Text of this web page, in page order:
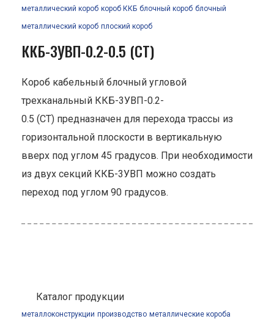
металлический короб короб ККБ блочный короб блочный
металлический короб плоский короб
ККБ-3УВП-0.2-0.5 (СТ)
Короб кабельный блочный угловой
трехканальный ККБ-3УВП-0.2-
0.5 (СТ) предназначен для перехода трассы из
горизонтальной плоскости в вертикальную
вверх под углом 45 градусов. При необходимости
из двух секций ККБ-3УВП можно создать
переход под углом 90 градусов.
Каталог продукции
металлоконструкции производство металлические короба